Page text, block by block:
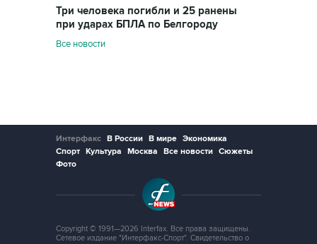
Три человека погибли и 25 ранены
при ударах БПЛА по Белгороду
Все новости
Интерфакс В России В мире Экономика
Спорт Культура Москва Все новости Сюжеты
Фото
Copyright © 1991—2026 Interfax. Все права защищены.
Сетевое издание "Интерфакс-Спорт". Свидетельство о